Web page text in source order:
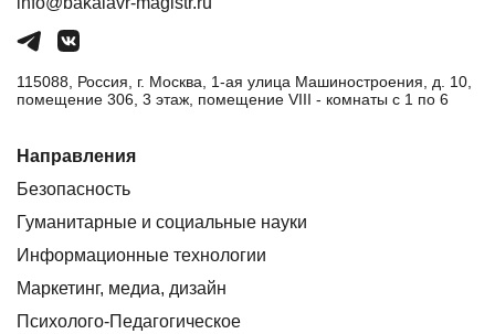
115088, Россия, г. Москва, 1-ая улица Машиностроения, д. 10,
помещение 306, 3 этаж, помещение VIII - комнаты с 1 по 6
Направления
Безопасность
Гуманитарные и социальные науки
Информационные технологии
Маркетинг, медиа, дизайн
Психолого-Педагогическое